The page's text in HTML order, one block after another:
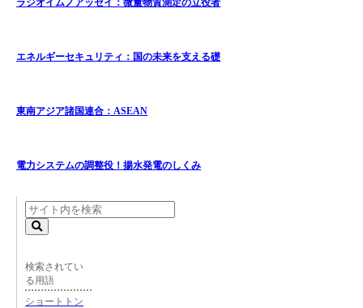
ラジオイムノアッセイ：微量物質測定の立役者
エネルギーセキュリティ：国の未来を支える礎
東南アジア諸国連合：ASEAN
電力システムの調整役！揚水発電のしくみ
検索されてい
る用語
ショートトン